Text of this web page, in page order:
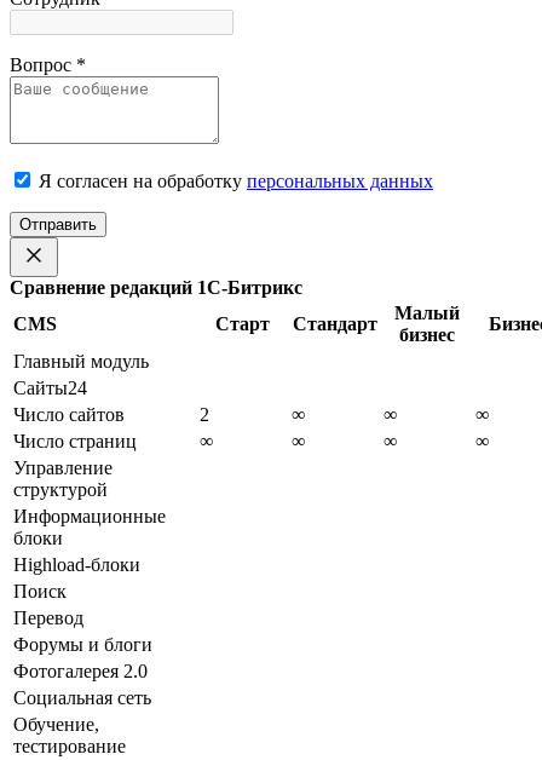
Вопрос *
Я согласен на обработку персональных данных
Отправить
Сравнение редакций 1С-Битрикс
CMS
Старт Стандарт
Малый
бизнес
Главный модуль
Сайты24
Число сайтов
2 ∞ ∞
∞
Число страниц
∞ ∞ ∞
∞
Управление
структурой
Информационные
блоки
Highload-блоки
Поиск
Перевод
Форумы и блоги
Фотогалерея 2.0
Социальная сеть
Обучение,
тестирование